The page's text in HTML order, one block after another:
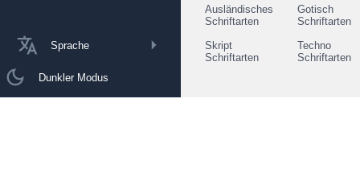
Sprache
Dunkler Modus
Ausländisches
Schriftarten
Gotisch
Schriftarten
Skript
Schriftarten
Techno
Schriftarten